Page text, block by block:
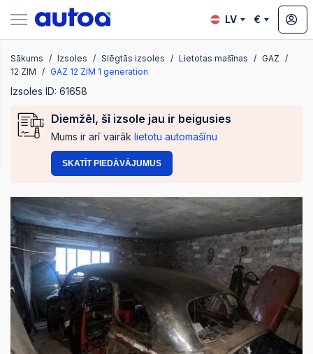
LV €
Sākums Izsoles Slēgtās izsoles Lietotas mašīnas
GAZ
12 ZIM
GAZ 12 ZIM 1 generation
Izsoles ID: 61658
Diemžēl, šī izsole jau ir beigusies
Mums ir arī vairāk lietotu automašīnu
SKATĪT PIEDĀVĀJUMUS